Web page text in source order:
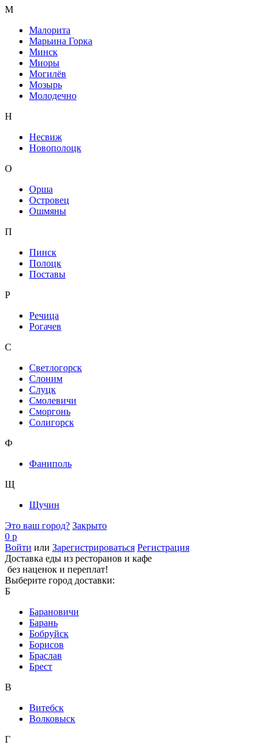
М
Малорита
Марьина Горка
Минск
Миоры
Могилёв
Мозырь
Молодечно
Н
Несвиж
Новополоцк
О
Орша
Островец
Ошмяны
П
Пинск
Полоцк
Поставы
Р
Речица
Рогачев
С
Светлогорск
Слоним
Слуцк
Смолевичи
Сморгонь
Солигорск
Ф
Фаниполь
Щ
Щучин
Это ваш город? Закрыто
0 р
Войти или Зарегистрироваться Регистрация
Доставка еды из ресторанов и кафе
без наценок и переплат!
Выберите город доставки:
Б
Барановичи
Барань
Бобруйск
Борисов
Браслав
Брест
В
Витебск
Волковыск
Г